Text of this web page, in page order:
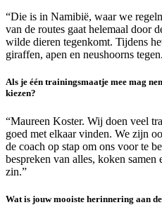
“Die is in Namibië, waar we
van de routes gaat helemaal door
wilde dieren tegenkomt. Tijdens
giraffen, apen en neushoorns
Als je één trainingsmaatje mee mag
kiezen?
“Maureen Koster. Wij doen veel
goed met elkaar vinden. We zijn
de coach op stap om ons voor te
bespreken van alles, koken samen
zin.”
Wat is jouw mooiste herinnering aan de